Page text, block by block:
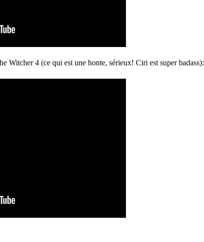
Witcher 4 (ce qui est une honte, sérieux! Ciri est super badass):